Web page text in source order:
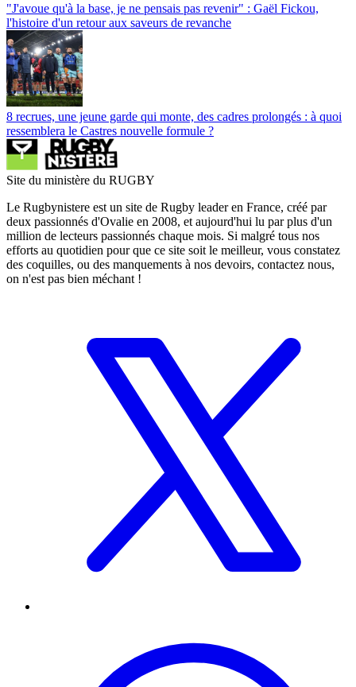
"J'avoue qu'à la base, je ne pensais pas revenir" : Gaël Fickou,
l'histoire d'un retour aux saveurs de revanche
8 recrues, une jeune garde qui monte, des cadres prolongés : à quoi
ressemblera le Castres nouvelle formule ?
Site du ministère du RUGBY
Le Rugbynistere est un site de Rugby leader en France, créé par
deux passionnés d'Ovalie en 2008, et aujourd'hui lu par plus d'un
million de lecteurs passionnés chaque mois. Si malgré tous nos
efforts au quotidien pour que ce site soit le meilleur, vous constatez
des coquilles, ou des manquements à nos devoirs, contactez nous,
on n'est pas bien méchant !